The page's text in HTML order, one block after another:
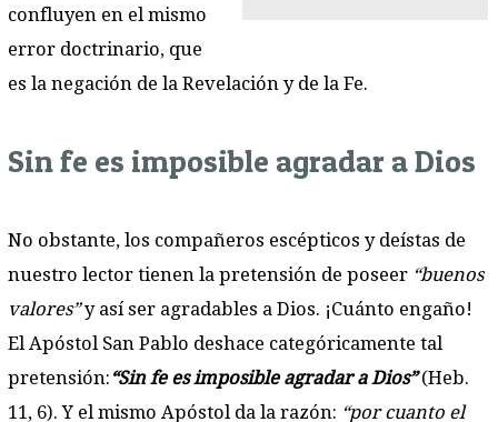
confluyen en el mismo
error doctrinario, que
es la negación de la Revelación y de la Fe.
Sin fe es imposible agradar a Dios
No obstante, los compañeros escépticos y deístas de
nuestro lector tienen la pretensión de poseer “buenos
valores”y así ser agradables a Dios. ¡Cuánto engaño!
El Apóstol San Pablo deshace categóricamente tal
pretensión: “Sin fe es imposible agradar a Dios”(Heb.
11, 6). Y el mismo Apóstol da la razón: “por cuanto el